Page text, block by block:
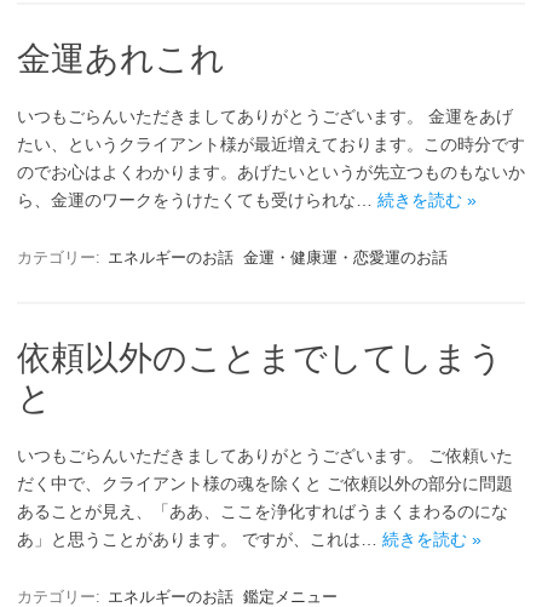
金運あれこれ
いつもごらんいただきましてありがとうございます。 金運をあげ
たい、というクライアント様が最近増えております。この時分です
のでお心はよくわかります。あげたいというが先立つものもないか
ら、金運のワークをうけたくても受けられな… 続きを読む »
カテゴリー: エネルギーのお話 金運・健康運・恋愛運のお話
依頼以外のことまでしてしまう
と
いつもごらんいただきましてありがとうございます。 ご依頼いた
だく中で、クライアント様の魂を除くと ご依頼以外の部分に問題
あることが見え、「ああ、ここを浄化すればうまくまわるのにな
あ」と思うことがあります。 ですが、これは… 続きを読む »
カテゴリー: エネルギーのお話 鑑定メニュー